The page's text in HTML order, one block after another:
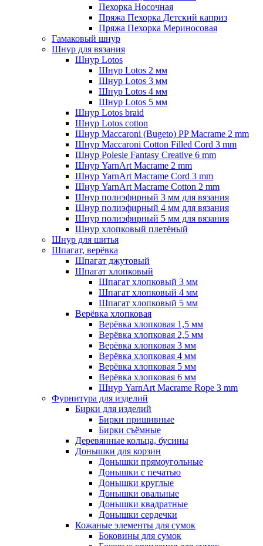
Пехорка Носочная
Пряжа Пехорка Детский каприз
Пряжа Пехорка Мериносовая
Гамаковый шнур
Шнур для вязания
Шнур Lotos
Шнур Lotos 2 мм
Шнур Lotos 3 мм
Шнур Lotos 4 мм
Шнур Lotos 5 мм
Шнур Lotos braid
Шнур Lotos cotton
Шнур Maccaroni (Bugeto) PP Macrame 2 mm
Шнур Maccaroni Cotton Filled Cord 3 mm
Шнур Polesie Fantasy Creative 6 mm
Шнур YarnArt Macrame 2 mm
Шнур YarnArt Macrame Cord 3 mm
Шнур YarnArt Macrame Cotton 2 mm
Шнур полиэфирный 3 мм для вязания
Шнур полиэфирный 4 мм для вязания
Шнур полиэфирный 5 мм для вязания
Шнур хлопковый плетёный
Шнур для шитья
Шпагат, верёвка
Шпагат джутовый
Шпагат хлопковый
Шпагат хлопковый 3 мм
Шпагат хлопковый 4 мм
Шпагат хлопковый 5 мм
Верёвка хлопковая
Верёвка хлопковая 1,5 мм
Верёвка хлопковая 2,5 мм
Верёвка хлопковая 3 мм
Верёвка хлопковая 4 мм
Верёвка хлопковая 5 мм
Верёвка хлопковая 6 мм
Шнур YarnArt Macrame Rope 3 mm
Фурнитура для изделий
Бирки для изделий
Бирки пришивные
Бирки съёмные
Деревянные кольца, бусины
Донышки для корзин
Донышки прямоугольные
Донышки с печатью
Донышки круглые
Донышки овальные
Донышки квадратные
Донышки сердечки
Кожаные элементы для сумок
Боковины для сумок